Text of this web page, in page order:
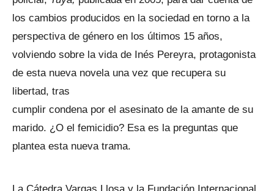
los cambios producidos en la sociedad en torno a la
perspectiva de género en los últimos 15 años,
volviendo sobre la vida de Inés Pereyra, protagonista
de esta nueva novela una vez que recupera su
libertad, tras
cumplir condena por el asesinato de la amante de su
marido. ¿O el femicidio? Esa es la preguntas que
plantea esta nueva trama.